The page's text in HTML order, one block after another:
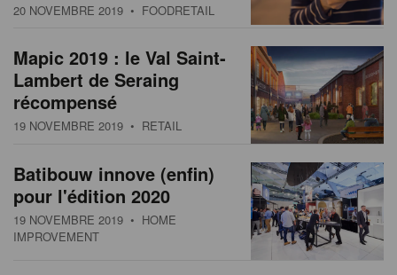
20 NOVEMBRE 2019 • FOODRETAIL
Mapic 2019 : le Val Saint-
Lambert de Seraing
récompensé
19 NOVEMBRE 2019 • RETAIL
Batibouw innove (enfin)
pour l'édition 2020
19 NOVEMBRE 2019 • HOME
IMPROVEMENT